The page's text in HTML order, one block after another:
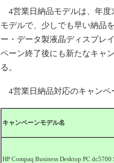
4営業日納品モデルは、年度
モデルで、少しでも早い納品
ー・データ製液晶ディスプレ
ペーン終了後にも新たなキャ
る。
4営業日納品対応のキャンペ
キャンペーンモデル名
HP Compaq Business Desktop PC dc5700